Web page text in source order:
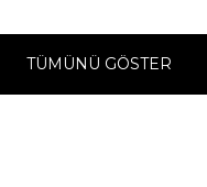
TÜMÜNÜ GÖSTER